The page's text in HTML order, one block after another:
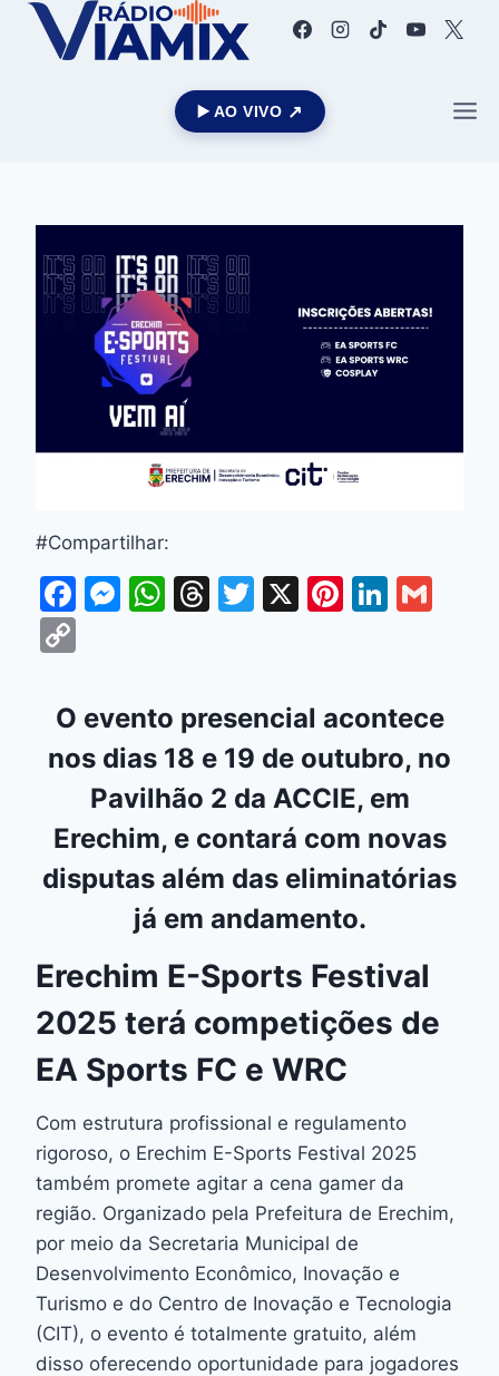
▶️ AO VIVO
#Compartilhar:
F
e
b
o
o
k
M
s
e
n
g
er
W
s
A
p
p
T
a
d
s
T
er
X
Pi
e
st
Li
e
dI
n
l
p
y
Li
n
k
O evento presencial acontece
nos dias 18 e 19 de outubro, no
Pavilhão 2 da ACCIE, em
Erechim, e contará com novas
disputas além das eliminatórias
já em andamento.
Erechim E-Sports Festival
2025 terá competições de
EA Sports FC e WRC
Com estrutura profissional e regulamento
rigoroso, o Erechim E-Sports Festival 2025
também promete agitar a cena gamer da
região. Organizado pela Prefeitura de Erechim,
por meio da Secretaria Municipal de
Desenvolvimento Econômico, Inovação e
Turismo e do Centro de Inovação e Tecnologia
(CIT), o evento é totalmente gratuito, além
disso oferecendo oportunidade para jogadores